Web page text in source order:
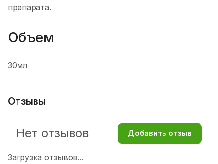
препарата.
Объем
30мл
Отзывы
Загрузка отзывов...
Нет отзывов Добавить отзыв